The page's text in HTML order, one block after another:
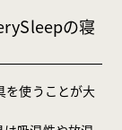
の寝
を使うことが大